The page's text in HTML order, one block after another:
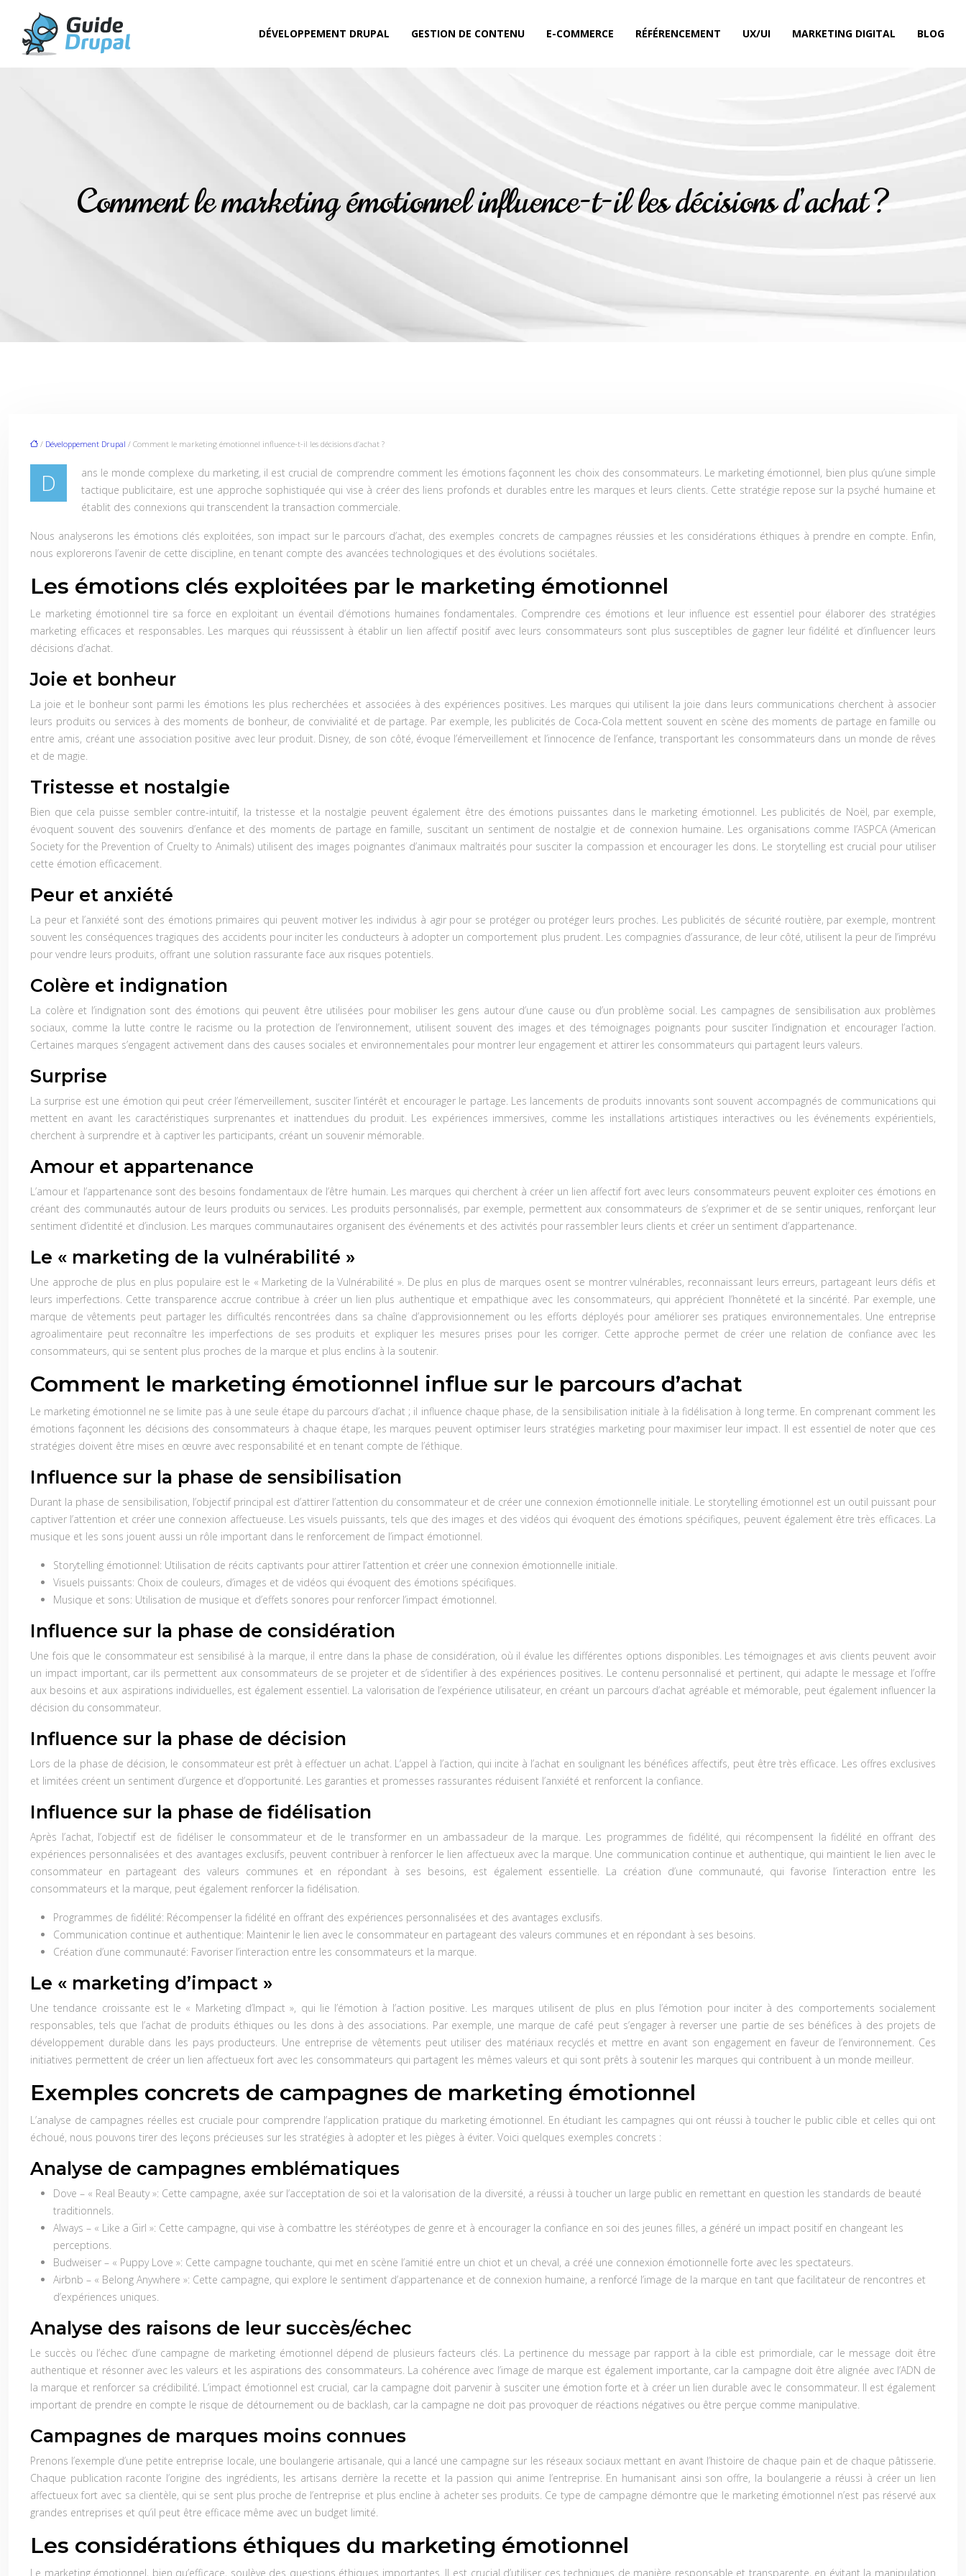
DÉVELOPPEMENT DRUPAL GESTION DE CONTENU E-COMMERCE RÉFÉRENCEMENT UX/UI MARKETING DIGITAL BLOG
Comment le marketing émotionnel influence-t-il les décisions d’achat ?
/ Développement Drupal / Comment le marketing émotionnel influence-t-il les décisions d’achat ?
D
ans le monde complexe du marketing, il est crucial de comprendre comment les émotions façonnent les choix des consommateurs. Le marketing émotionnel, bien plus qu’une simple
tactique publicitaire, est une approche sophistiquée qui vise à créer des liens profonds et durables entre les marques et leurs clients. Cette stratégie repose sur la psyché humaine et
établit des connexions qui transcendent la transaction commerciale.
Nous analyserons les émotions clés exploitées, son impact sur le parcours d’achat, des exemples concrets de campagnes réussies et les considérations éthiques à prendre en compte. Enfin,
nous explorerons l’avenir de cette discipline, en tenant compte des avancées technologiques et des évolutions sociétales.
Les émotions clés exploitées par le marketing émotionnel
Le marketing émotionnel tire sa force en exploitant un éventail d’émotions humaines fondamentales. Comprendre ces émotions et leur influence est essentiel pour élaborer des stratégies
marketing efficaces et responsables. Les marques qui réussissent à établir un lien affectif positif avec leurs consommateurs sont plus susceptibles de gagner leur fidélité et d’influencer leurs
décisions d’achat.
Joie et bonheur
La joie et le bonheur sont parmi les émotions les plus recherchées et associées à des expériences positives. Les marques qui utilisent la joie dans leurs communications cherchent à associer
leurs produits ou services à des moments de bonheur, de convivialité et de partage. Par exemple, les publicités de Coca-Cola mettent souvent en scène des moments de partage en famille ou
entre amis, créant une association positive avec leur produit. Disney, de son côté, évoque l’émerveillement et l’innocence de l’enfance, transportant les consommateurs dans un monde de rêves
et de magie.
Tristesse et nostalgie
Bien que cela puisse sembler contre-intuitif, la tristesse et la nostalgie peuvent également être des émotions puissantes dans le marketing émotionnel. Les publicités de Noël, par exemple,
évoquent souvent des souvenirs d’enfance et des moments de partage en famille, suscitant un sentiment de nostalgie et de connexion humaine. Les organisations comme l’ASPCA (American
Society for the Prevention of Cruelty to Animals) utilisent des images poignantes d’animaux maltraités pour susciter la compassion et encourager les dons. Le storytelling est crucial pour utiliser
cette émotion efficacement.
Peur et anxiété
La peur et l’anxiété sont des émotions primaires qui peuvent motiver les individus à agir pour se protéger ou protéger leurs proches. Les publicités de sécurité routière, par exemple, montrent
souvent les conséquences tragiques des accidents pour inciter les conducteurs à adopter un comportement plus prudent. Les compagnies d’assurance, de leur côté, utilisent la peur de l’imprévu
pour vendre leurs produits, offrant une solution rassurante face aux risques potentiels.
Colère et indignation
La colère et l’indignation sont des émotions qui peuvent être utilisées pour mobiliser les gens autour d’une cause ou d’un problème social. Les campagnes de sensibilisation aux problèmes
sociaux, comme la lutte contre le racisme ou la protection de l’environnement, utilisent souvent des images et des témoignages poignants pour susciter l’indignation et encourager l’action.
Certaines marques s’engagent activement dans des causes sociales et environnementales pour montrer leur engagement et attirer les consommateurs qui partagent leurs valeurs.
Surprise
La surprise est une émotion qui peut créer l’émerveillement, susciter l’intérêt et encourager le partage. Les lancements de produits innovants sont souvent accompagnés de communications qui
mettent en avant les caractéristiques surprenantes et inattendues du produit. Les expériences immersives, comme les installations artistiques interactives ou les événements expérientiels,
cherchent à surprendre et à captiver les participants, créant un souvenir mémorable.
Amour et appartenance
L’amour et l’appartenance sont des besoins fondamentaux de l’être humain. Les marques qui cherchent à créer un lien affectif fort avec leurs consommateurs peuvent exploiter ces émotions en
créant des communautés autour de leurs produits ou services. Les produits personnalisés, par exemple, permettent aux consommateurs de s’exprimer et de se sentir uniques, renforçant leur
sentiment d’identité et d’inclusion. Les marques communautaires organisent des événements et des activités pour rassembler leurs clients et créer un sentiment d’appartenance.
Le « marketing de la vulnérabilité »
Une approche de plus en plus populaire est le « Marketing de la Vulnérabilité ». De plus en plus de marques osent se montrer vulnérables, reconnaissant leurs erreurs, partageant leurs défis et
leurs imperfections. Cette transparence accrue contribue à créer un lien plus authentique et empathique avec les consommateurs, qui apprécient l’honnêteté et la sincérité. Par exemple, une
marque de vêtements peut partager les difficultés rencontrées dans sa chaîne d’approvisionnement ou les efforts déployés pour améliorer ses pratiques environnementales. Une entreprise
agroalimentaire peut reconnaître les imperfections de ses produits et expliquer les mesures prises pour les corriger. Cette approche permet de créer une relation de confiance avec les
consommateurs, qui se sentent plus proches de la marque et plus enclins à la soutenir.
Comment le marketing émotionnel influe sur le parcours d’achat
Le marketing émotionnel ne se limite pas à une seule étape du parcours d’achat ; il influence chaque phase, de la sensibilisation initiale à la fidélisation à long terme. En comprenant comment les
émotions façonnent les décisions des consommateurs à chaque étape, les marques peuvent optimiser leurs stratégies marketing pour maximiser leur impact. Il est essentiel de noter que ces
stratégies doivent être mises en œuvre avec responsabilité et en tenant compte de l’éthique.
Influence sur la phase de sensibilisation
Durant la phase de sensibilisation, l’objectif principal est d’attirer l’attention du consommateur et de créer une connexion émotionnelle initiale. Le storytelling émotionnel est un outil puissant pour
captiver l’attention et créer une connexion affectueuse. Les visuels puissants, tels que des images et des vidéos qui évoquent des émotions spécifiques, peuvent également être très efficaces. La
musique et les sons jouent aussi un rôle important dans le renforcement de l’impact émotionnel.
Storytelling émotionnel: Utilisation de récits captivants pour attirer l’attention et créer une connexion émotionnelle initiale.
Visuels puissants: Choix de couleurs, d’images et de vidéos qui évoquent des émotions spécifiques.
Musique et sons: Utilisation de musique et d’effets sonores pour renforcer l’impact émotionnel.
Influence sur la phase de considération
Une fois que le consommateur est sensibilisé à la marque, il entre dans la phase de considération, où il évalue les différentes options disponibles. Les témoignages et avis clients peuvent avoir
un impact important, car ils permettent aux consommateurs de se projeter et de s’identifier à des expériences positives. Le contenu personnalisé et pertinent, qui adapte le message et l’offre
aux besoins et aux aspirations individuelles, est également essentiel. La valorisation de l’expérience utilisateur, en créant un parcours d’achat agréable et mémorable, peut également influencer la
décision du consommateur.
Influence sur la phase de décision
Lors de la phase de décision, le consommateur est prêt à effectuer un achat. L’appel à l’action, qui incite à l’achat en soulignant les bénéfices affectifs, peut être très efficace. Les offres exclusives
et limitées créent un sentiment d’urgence et d’opportunité. Les garanties et promesses rassurantes réduisent l’anxiété et renforcent la confiance.
Influence sur la phase de fidélisation
Après l’achat, l’objectif est de fidéliser le consommateur et de le transformer en un ambassadeur de la marque. Les programmes de fidélité, qui récompensent la fidélité en offrant des
expériences personnalisées et des avantages exclusifs, peuvent contribuer à renforcer le lien affectueux avec la marque. Une communication continue et authentique, qui maintient le lien avec le
consommateur en partageant des valeurs communes et en répondant à ses besoins, est également essentielle. La création d’une communauté, qui favorise l’interaction entre les
consommateurs et la marque, peut également renforcer la fidélisation.
Programmes de fidélité: Récompenser la fidélité en offrant des expériences personnalisées et des avantages exclusifs.
Communication continue et authentique: Maintenir le lien avec le consommateur en partageant des valeurs communes et en répondant à ses besoins.
Création d’une communauté: Favoriser l’interaction entre les consommateurs et la marque.
Le « marketing d’impact »
Une tendance croissante est le « Marketing d’Impact », qui lie l’émotion à l’action positive. Les marques utilisent de plus en plus l’émotion pour inciter à des comportements socialement
responsables, tels que l’achat de produits éthiques ou les dons à des associations. Par exemple, une marque de café peut s’engager à reverser une partie de ses bénéfices à des projets de
développement durable dans les pays producteurs. Une entreprise de vêtements peut utiliser des matériaux recyclés et mettre en avant son engagement en faveur de l’environnement. Ces
initiatives permettent de créer un lien affectueux fort avec les consommateurs qui partagent les mêmes valeurs et qui sont prêts à soutenir les marques qui contribuent à un monde meilleur.
Exemples concrets de campagnes de marketing émotionnel
L’analyse de campagnes réelles est cruciale pour comprendre l’application pratique du marketing émotionnel. En étudiant les campagnes qui ont réussi à toucher le public cible et celles qui ont
échoué, nous pouvons tirer des leçons précieuses sur les stratégies à adopter et les pièges à éviter. Voici quelques exemples concrets :
Analyse de campagnes emblématiques
Dove – « Real Beauty »: Cette campagne, axée sur l’acceptation de soi et la valorisation de la diversité, a réussi à toucher un large public en remettant en question les standards de beauté
traditionnels.
Always – « Like a Girl »: Cette campagne, qui vise à combattre les stéréotypes de genre et à encourager la confiance en soi des jeunes filles, a généré un impact positif en changeant les
perceptions.
Budweiser – « Puppy Love »: Cette campagne touchante, qui met en scène l’amitié entre un chiot et un cheval, a créé une connexion émotionnelle forte avec les spectateurs.
Airbnb – « Belong Anywhere »: Cette campagne, qui explore le sentiment d’appartenance et de connexion humaine, a renforcé l’image de la marque en tant que facilitateur de rencontres et
d’expériences uniques.
Analyse des raisons de leur succès/échec
Le succès ou l’échec d’une campagne de marketing émotionnel dépend de plusieurs facteurs clés. La pertinence du message par rapport à la cible est primordiale, car le message doit être
authentique et résonner avec les valeurs et les aspirations des consommateurs. La cohérence avec l’image de marque est également importante, car la campagne doit être alignée avec l’ADN de
la marque et renforcer sa crédibilité. L’impact émotionnel est crucial, car la campagne doit parvenir à susciter une émotion forte et à créer un lien durable avec le consommateur. Il est également
important de prendre en compte le risque de détournement ou de backlash, car la campagne ne doit pas provoquer de réactions négatives ou être perçue comme manipulative.
Campagnes de marques moins connues
Prenons l’exemple d’une petite entreprise locale, une boulangerie artisanale, qui a lancé une campagne sur les réseaux sociaux mettant en avant l’histoire de chaque pain et de chaque pâtisserie.
Chaque publication raconte l’origine des ingrédients, les artisans derrière la recette et la passion qui anime l’entreprise. En humanisant ainsi son offre, la boulangerie a réussi à créer un lien
affectueux fort avec sa clientèle, qui se sent plus proche de l’entreprise et plus encline à acheter ses produits. Ce type de campagne démontre que le marketing émotionnel n’est pas réservé aux
grandes entreprises et qu’il peut être efficace même avec un budget limité.
Les considérations éthiques du marketing émotionnel
Le marketing émotionnel, bien qu’efficace, soulève des questions éthiques importantes. Il est crucial d’utiliser ces techniques de manière responsable et transparente, en évitant la manipulation